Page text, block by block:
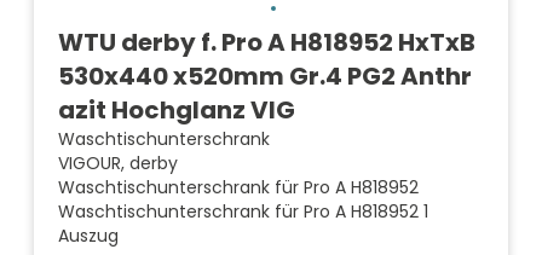
WTU derby f. Pro A H818952 HxTxB
530x440 x520mm Gr.4 PG2 Anthr
azit Hochglanz VIG
Waschtischunterschrank
VIGOUR, derby
Waschtischunterschrank für Pro A H818952
Waschtischunterschrank für Pro A H818952 1
Auszug